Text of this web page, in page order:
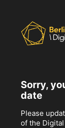
Sorry,
date
Please
of the